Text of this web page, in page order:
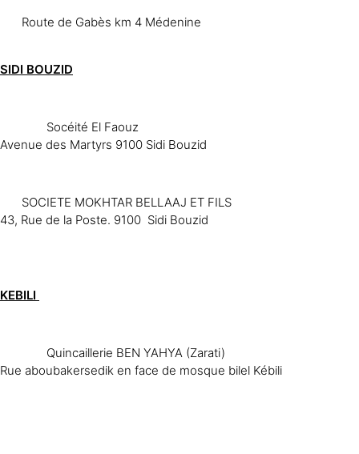
Route de Gabès km 4 Médenine
SIDI BOUZID
Socéité El Faouz
Avenue des Martyrs 9100 Sidi Bouzid
SOCIETE MOKHTAR BELLAAJ ET FILS
43, Rue de la Poste. 9100 Sidi Bouzid
KEBILI
Quincaillerie BEN YAHYA (Zarati)
Rue aboubakersedik en face de mosque bilel Kébili